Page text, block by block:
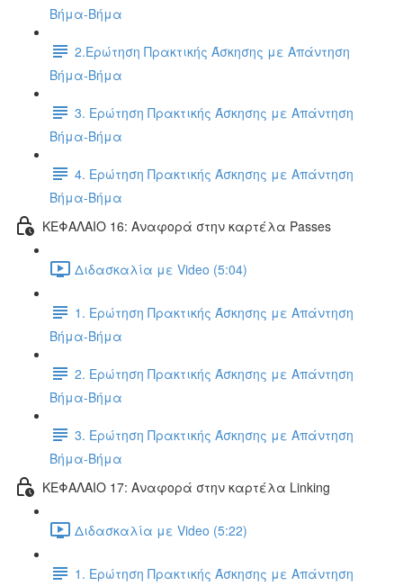
Βήμα-Βήμα
2.Ερώτηση Πρακτικής Άσκησης με Απάντηση
Βήμα-Βήμα
3. Ερώτηση Πρακτικής Άσκησης με Απάντηση
Βήμα-Βήμα
4. Ερώτηση Πρακτικής Άσκησης με Απάντηση
Βήμα-Βήμα
ΚΕΦΑΛΑΙΟ 16: Αναφορά στην καρτέλα Passes
Διδασκαλία με Video (5:04)
1. Ερώτηση Πρακτικής Άσκησης με Απάντηση
Βήμα-Βήμα
2. Ερώτηση Πρακτικής Άσκησης με Απάντηση
Βήμα-Βήμα
3. Ερώτηση Πρακτικής Άσκησης με Απάντηση
Βήμα-Βήμα
ΚΕΦΑΛΑΙΟ 17: Αναφορά στην καρτέλα Linking
Διδασκαλία με Video (5:22)
1. Ερώτηση Πρακτικής Άσκησης με Απάντηση